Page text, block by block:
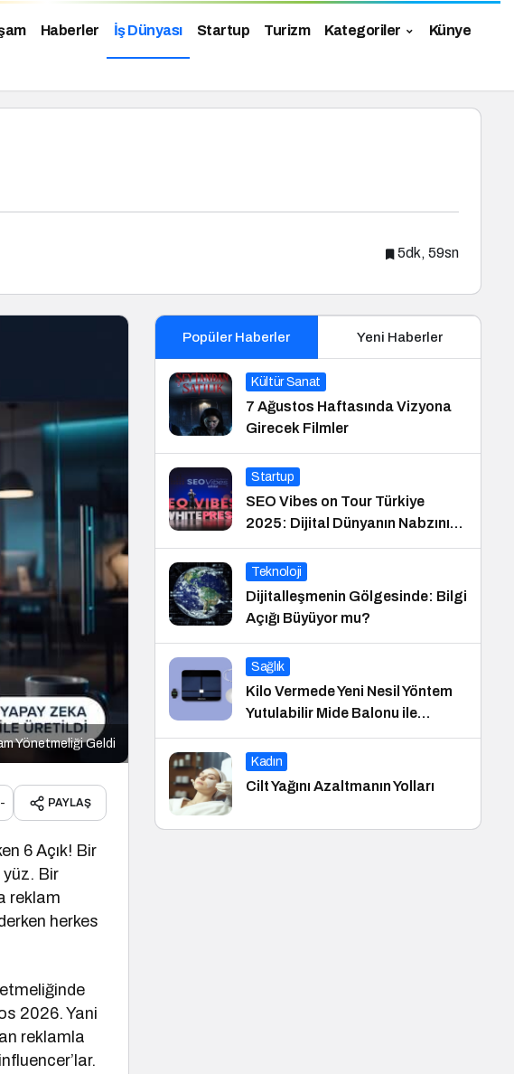
Haberler İş Dünyası Startup Turizm Kategoriler Künye
5dk, 59sn
Yönetmeliği Geldi
- PAYLAŞ
6 Açık! Bir
Bir
reklam
herkes
2026. Yani
reklamla
Popüler Haberler Yeni Haberler
Kültür Sanat
7 Ağustos Haftasında Vizyona
Girecek Filmler
Startup
SEO Vibes on Tour Türkiye
2025: Dijital Dünyanın Nabzını
Tutan Etkinlik
Teknoloji
Dijitalleşmenin Gölgesinde: Bilgi
Açığı Büyüyor mu?
Sağlık
Kilo Vermede Yeni Nesil Yöntem
Yutulabilir Mide Balonu ile
Ameliyatsız Konforlu ve Hızlı Bir
Çözüm
Kadın
Cilt Yağını Azaltmanın Yolları